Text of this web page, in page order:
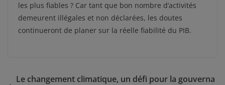
les plus fiables ? Car tant que bon nombre d’activités
demeurent illégales et non déclarées, les doutes
continueront de planer sur la réelle fiabilité du PIB.
Le changement climatique, un défi pour la gouverna